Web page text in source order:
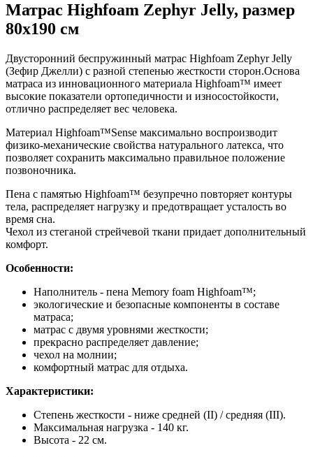
Матрас Highfoam Zephyr Jelly, размер
80х190 см
Двусторонний беспружинный матрас Highfoam Zephyr Jelly
(Зефир Джелли) с разной степенью жесткости сторон.Основа
матраса из инновационного материала Highfoam™ имеет
высокие показатели ортопедичности и износостойкости,
отлично распределяет вес человека.
Материал Highfoam™Sense максимально воспроизводит
физико-механические свойства натурального латекса, что
позволяет сохранить максимально правильное положение
позвоночника.
Пена с памятью Highfoam™ безупречно повторяет контуры
тела, распределяет нагрузку и предотвращает усталость во
время сна.
Чехол из стеганой стрейчевой ткани придает дополнительный
комфорт.
Особенности:
Наполнитель - пена Memory foam Highfoam™;
экологические и безопасные компоненты в составе
матраса;
матрас с двумя уровнями жесткости;
прекрасно распределяет давление;
чехол на молнии;
комфортный матрас для отдыха.
Характеристики:
Степень жесткости - ниже средней (II) / средняя (III).
Максимальная нагрузка - 140 кг.
Высота - 22 см.